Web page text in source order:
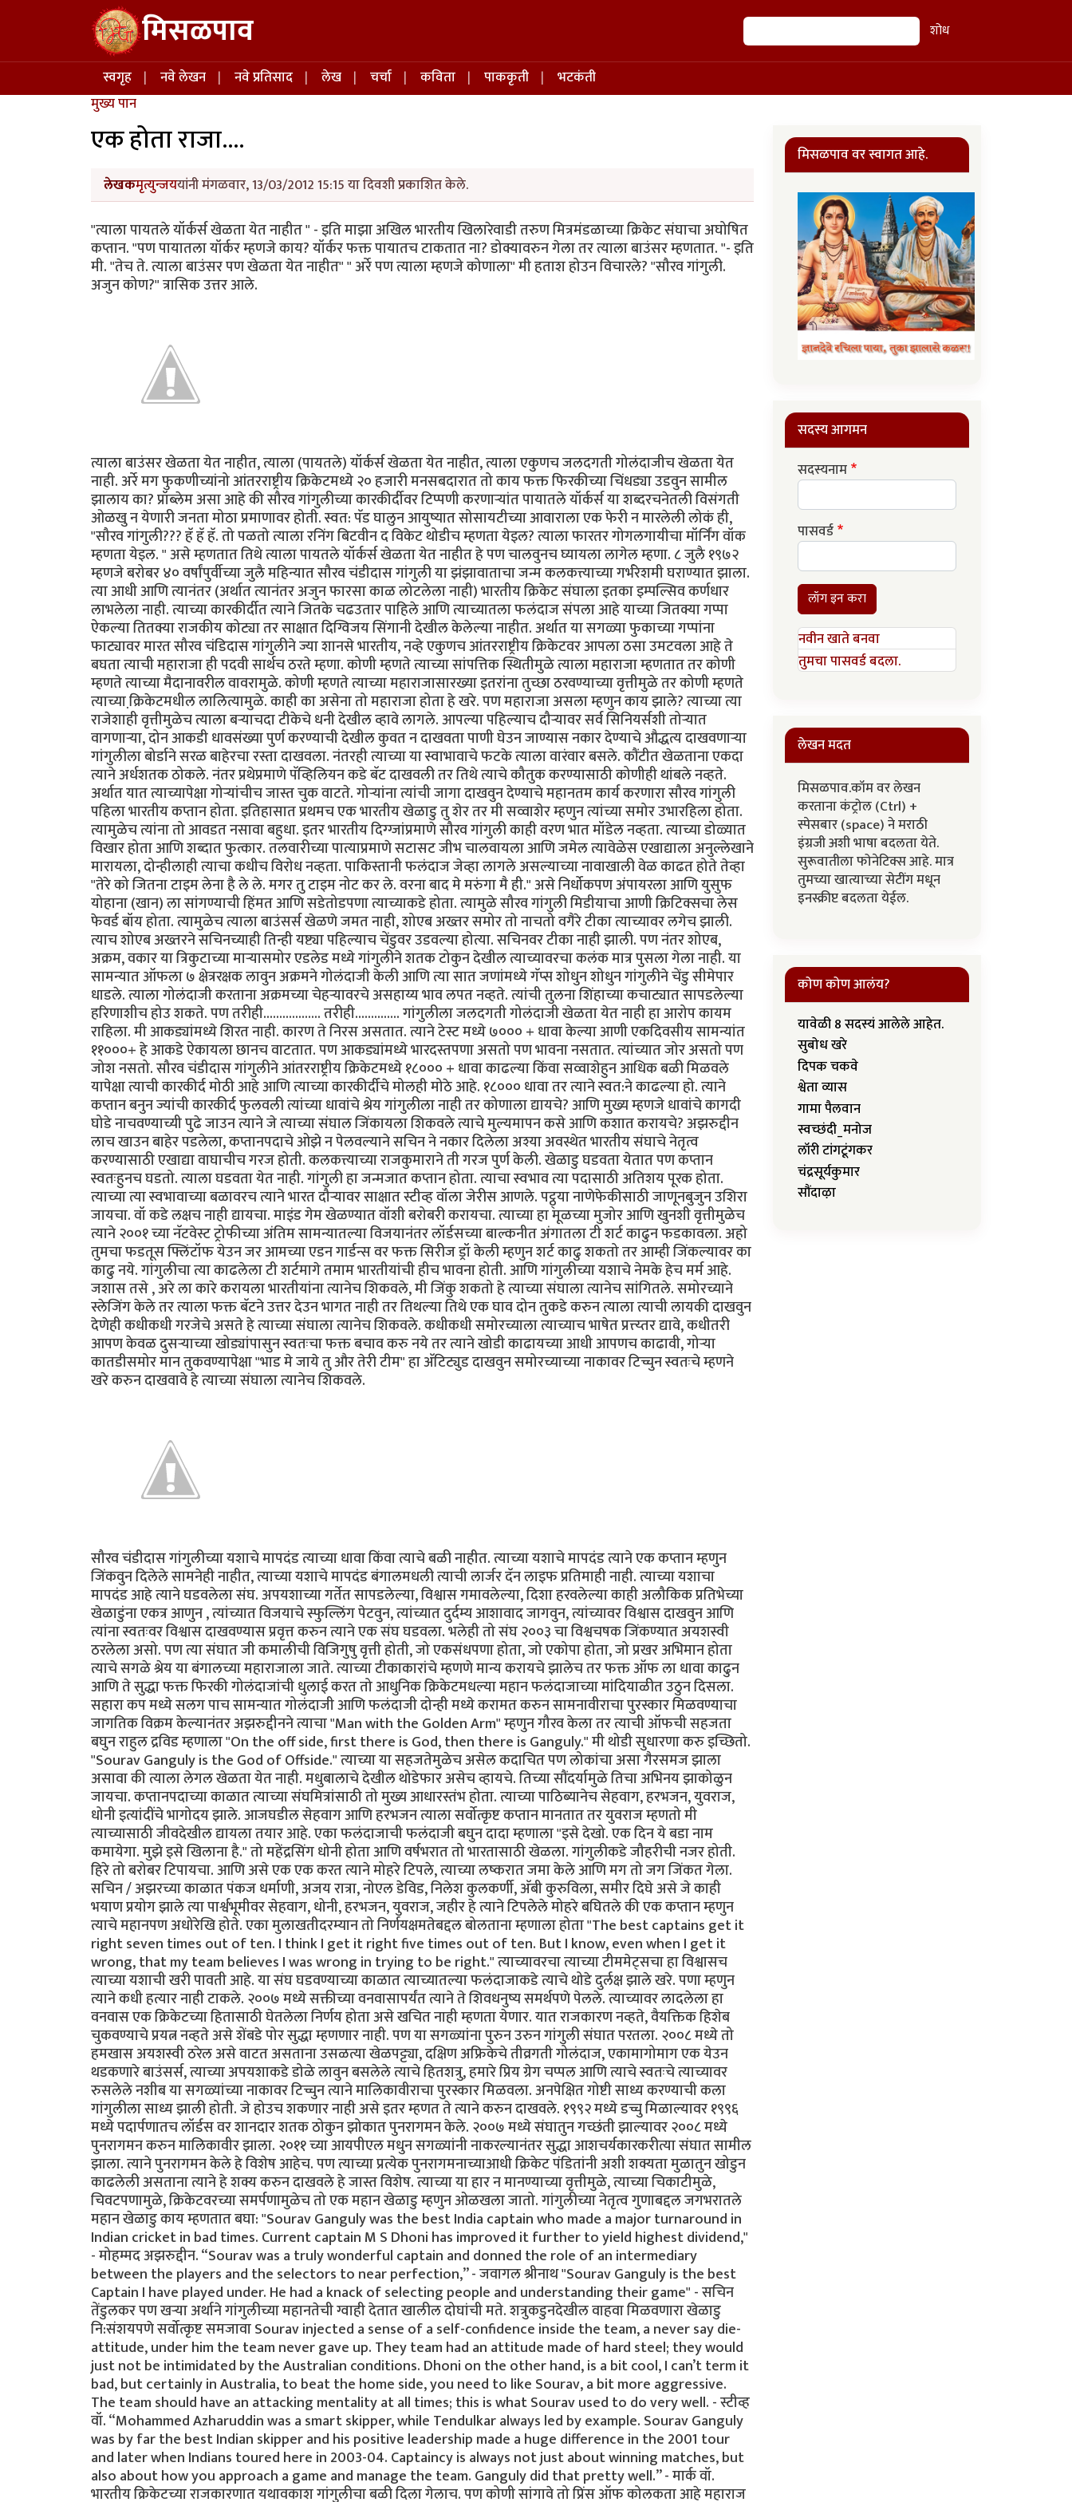
Skip to main content मिसळपाव शोध शोध
Main navigation
स्वगृह नवे लेखन नवे प्रतिसाद लेख चर्चा कविता पाककृती
भटकंती
मुख्य पान
एक होता राजा....
लेखकमृत्युन्जययांनी मंगळवार, 13/03/2012 15:15 या दिवशी प्रकाशित केले.
"त्याला पायतले यॉर्कर्स खेळता येत नाहीत " - इति माझा अखिल भारतीय खिलारेवाडी तरुण मित्रमंडळाच्या क्रिकेट संघाचा अघोषित
कप्तान. "पण पायातला यॉर्कर म्हणजे काय? यॉर्कर फक्त पायातच टाकतात ना? डोक्यावरुन गेला तर त्याला बाउंसर म्हणतात. "- इति
मी. "तेच ते. त्याला बाउंसर पण खेळता येत नाहीत" " अर्रे पण त्याला म्हणजे कोणाला" मी हताश होउन विचारले? "सौरव गांगुली.
अजुन कोण?" त्रासिक उत्तर आले.
त्याला बाउंसर खेळता येत नाहीत, त्याला (पायतले) यॉर्कर्स खेळता येत नाहीत, त्याला एकुणच जलदगती गोलंदाजीच खेळता येत
नाही. अर्रे मग फुकणीच्यांनो आंतरराष्ट्रीय क्रिकेटमध्ये २० हजारी मनसबदारात तो काय फक्त फिरकीच्या चिंधड्या उडवुन सामील
झालाय का? प्रॉब्लेम असा आहे की सौरव गांगुलीच्या कारकीर्दीवर टिप्पणी करणार्‍यांत पायातले यॉर्कर्स या शब्दरचनेतली विसंगती
ओळखु न येणारी जनता मोठा प्रमाणावर होती. स्वत: पॅड घालुन आयुष्यात सोसायटीच्या आवाराला एक फेरी न मारलेली लोकं ही,
"सौरव गांगुली??? हॅ हॅ हॅ. तो पळतो त्याला रनिंग बिटवीन द विकेट थोडीच म्हणता येइल? त्याला फारतर गोगलगायीचा मॉर्निंग वॉक
म्हणता येइल. " असे म्हणतात तिथे त्याला पायतले यॉर्कर्स खेळता येत नाहीत हे पण चालवुनच घ्यायला लागेल म्हणा. ८ जुलै १९७२
म्हणजे बरोबर ४० वर्षांपुर्वीच्या जुलै महिन्यात सौरव चंडीदास गांगुली या झंझावाताचा जन्म कलकत्त्याच्या गर्भरेशमी घराण्यात झाला.
त्या आधी आणि त्यानंतर (अर्थात त्यानंतर अजुन फारसा काळ लोटलेला नाही) भारतीय क्रिकेट संघाला इतका इम्पल्सिव कर्णधार
लाभलेला नाही. त्याच्या कारकीर्दीत त्याने जितके चढउतार पाहिले आणि त्याच्यातला फलंदाज संपला आहे याच्या जितक्या गप्पा
ऐकल्या तितक्या राजकीय कोट्या तर साक्षात दिग्विजय सिंगानी देखील केलेल्या नाहीत. अर्थात या सगळ्या फुकाच्या गप्पांना
फाट्यावर मारत सौरव चंडिदास गांगुलीने ज्या शानसे भारतीय, नव्हे एकुणच आंतरराष्ट्रीय क्रिकेटवर आपला ठसा उमटवला आहे ते
बघता त्याची महाराजा ही पदवी सार्थच ठरते म्हणा. कोणी म्हणते त्याच्या सांपत्तिक स्थितीमुळे त्याला महाराजा म्हणतात तर कोणी
म्हणते त्याच्या मैदानावरील वावरामुळे. कोणी म्हणते त्याच्या महाराजासारख्या इतरांना तुच्छा ठरवण्याच्या वृत्तीमुळे तर कोणी म्हणते
त्याच्या क्रि़केटमधील लालित्यामुळे. काही का असेना तो महाराजा होता हे खरे. पण महाराजा असला म्हणुन काय झाले? त्याच्या त्या
राजेशाही वृत्तीमुळेच त्याला बर्‍याचदा टीकेचे धनी देखील व्हावे लागले. आपल्या पहिल्याच दौर्‍यावर सर्व सिनियर्सशी तोर्‍यात
वागणार्‍या, दोन आकडी धावसंख्या पुर्ण करण्याची देखील कुवत न दाखवता पाणी घेउन जाण्यास नकार देण्याचे औद्धत्य दाखवणार्‍या
गांगुलीला बोर्डाने सरळ बाहेरचा रस्ता दाखवला. नंतरही त्याच्या या स्वाभावाचे फटके त्याला वारंवार बसले. कौंटीत खेळताना एकदा
त्याने अर्धशतक ठोकले. नंतर प्रथेप्रमाणे पॅव्हिलियन कडे बॅट दाखवली तर तिथे त्याचे कौतुक करण्यासाठी कोणीही थांबले नव्हते.
अर्थात यात त्याच्यापेक्षा गोर्‍यांचीच जास्त चुक वाटते. गोर्‍यांना त्यांची जागा दाखवुन देण्याचे महानतम कार्य करणारा सौरव गांगुली
पहिला भारतीय कप्तान होता. इतिहासात प्रथमच एक भारतीय खेळाडु तु शेर तर मी सव्वाशेर म्हणुन त्यांच्या समोर उभारहिला होता.
त्यामुळेच त्यांना तो आवडत नसावा बहुधा. इतर भारतीय दिग्ग्जांप्रमाणे सौरव गांगुली काही वरण भात मॉडेल नव्हता. त्याच्या डोळ्यात
विखार होता आणि शब्दात फुत्कार. तलवारीच्या पात्याप्रमाणे सटासट जीभ चालवायला आणि जमेल त्यावेळेस एखाद्याला अनुल्लेखाने
मारायला, दोन्हीलाही त्याचा कधीच विरोध नव्हता. पाकिस्तानी फलंदाज जेव्हा लागले असल्याच्या नावाखाली वेळ काढत होते तेव्हा
"तेरे को जितना टाइम लेना है ले ले. मगर तु टाइम नोट कर ले. वरना बाद मे मरुंगा मै ही." असे निर्धोकपण अंपायरला आणि युसुफ
योहाना (खान) ला सांगण्याची हिंमत आणि सडेतोडपणा त्याच्याकडे होता. त्यामुळे सौरव गांगुली मिडीयाचा आणी क्रिटिक्सचा लेस
फेवर्ड बॉय होता. त्यामुळेच त्याला बाउंसर्स खेळणे जमत नाही, शोएब अख्तर समोर तो नाचतो वगैरे टीका त्याच्यावर लगेच झाली.
त्याच शोएब अख्तरने सचिनच्याही तिन्ही यष्ट्या पहिल्याच चेंडुवर उडवल्या होत्या. सचिनवर टीका नाही झाली. पण नंतर शोएब,
अक्रम, वकार या त्रिकुटाच्या मार्‍यासमोर एडलेड मध्ये गांगुलीने शतक टोकुन देखील त्याच्यावरचा कलंक मात्र पुसला गेला नाही. या
सामन्यात ऑफला ७ क्षेत्ररक्षक लावुन अक्रमने गोलंदाजी केली आणि त्या सात जणांमध्ये गॅप्स शोधुन शोधुन गांगुलीने चेंडु सीमेपार
धाडले. त्याला गोलंदाजी करताना अक्रमच्या चेहर्‍यावरचे असहाय्य भाव लपत नव्हते. त्यांची तुलना शिंहाच्या कचाट्यात सापडलेल्या
हरिणाशीच होउ शकते. पण तरीही.................. तरीही.............. गांगुलीला जलदगती गोलंदाजी खेळता येत नाही हा आरोप कायम
राहिला. मी आकड्यांमध्ये शिरत नाही. कारण ते निरस असतात. त्याने टेस्ट मध्ये ७००० + धावा केल्या आणी एकदिवसीय सामन्यांत
११०००+ हे आकडे ऐकायला छानच वाटतात. पण आकड्यांमध्ये भारदस्तपणा असतो पण भावना नसतात. त्यांच्यात जोर असतो पण
जोश नसतो. सौरव चंडीदास गांगुलीने आंतरराष्ट्रीय क्रिकेटमध्ये १८००० + धावा काढल्या किंवा सव्वाशेहुन आधिक बळी मिळवले
यापेक्षा त्याची कारकीर्द मोठी आहे आणि त्याच्या कारकीर्दीचे मोलही मोठे आहे. १८००० धावा तर त्याने स्वत:ने काढल्या हो. त्याने
कप्तान बनुन ज्यांची कारकीर्द फुलवली त्यांच्या धावांचे श्रेय गांगुलीला नाही तर कोणाला द्यायचे? आणि मुख्य म्हणजे धावांचे कागदी
घोडे नाचवण्याच्यी पुढे जाउन त्याने जे त्याच्या संघाल जिंकायला शिकवले त्याचे मुल्यमापन कसे आणि कशात करायचे? अझरुद्दीन
लाच खाउन बाहेर पडलेला, कप्तानपदाचे ओझे न पेलवल्याने सचिन ने नकार दिलेला अश्या अवस्थेत भारतीय संघाचे नेतृत्व
करण्यासाठी एखाद्या वाघाचीच गरज होती. कलकत्त्याच्या राजकुमाराने ती गरज पुर्ण केली. खेळाडु घडवता येतात पण कप्तान
स्वतःहुनच घडतो. त्याला घडवता येत नाही. गांगुली हा जन्मजात कप्तान होता. त्याचा स्वभाव त्या पदासाठी अतिशय पूरक होता.
त्याच्या त्या स्वभावाच्या बळावरच त्याने भारत दौर्‍यावर साक्षात स्टीव्ह वॉला जेरीस आणले. पट्ठ्या नाणेफेकीसाठी जाणूनबुजुन उशिरा
जायचा. वॉ कडे लक्षच नाही द्यायचा. माइंड गेम खेळण्यात वॉशी बरोबरी करायचा. त्याच्या हा मूळच्या मुजोर आणि खुनशी वृत्तीमुळेच
त्याने २००१ च्या नॅटवेस्ट ट्रोफीच्या अंतिम सामन्यातल्या विजयानंतर लॉर्डसच्या बाल्कनीत अंगातला टी शर्ट काढुन फडकावला. अहो
तुमचा फडतूस फ्लिंटॉफ येउन जर आमच्या एडन गार्डन्स वर फक्त सिरीज ड्रॉ केली म्हणुन शर्ट काढु शकतो तर आम्ही जिंकल्यावर का
काढु नये. गांगुलीचा त्या काढलेला टी शर्टमागे तमाम भारतीयांची हीच भावना होती. आणि गांगुलीच्या यशाचे नेमके हेच मर्म आहे.
जशास तसे , अरे ला कारे करायला भारतीयांना त्यानेच शिकवले, मी जिंकु शकतो हे त्याच्या संघाला त्यानेच सांगितले. समोरच्याने
स्लेजिंग केले तर त्याला फक्त बॅटने उत्तर देउन भागत नाही तर तिथल्या तिथे एक घाव दोन तुकडे करुन त्याला त्याची लायकी दाखवुन
देणेही कधीकधी गरजेचे असते हे त्याच्या संघाला त्यानेच शिकवले. कधीकधी समोरच्याला त्याच्याच भाषेत प्रत्त्य्तर द्यावे, कधीतरी
आपण केवळ दुसर्‍याच्या खोड्यांपासुन स्वतःचा फक्त बचाव करु नये तर त्याने खोडी काढायच्या आधी आपणच काढावी, गोर्‍या
कातडीसमोर मान तुकवण्यापेक्षा "भाड मे जाये तु और तेरी टीम" हा अ‍ॅटिट्युड दाखवुन समोरच्याच्या नाकावर टिच्चुन स्वतःचे म्हणने
खरे करुन दाखवावे हे त्याच्या संघाला त्यानेच शिकवले.
सौरव चंडीदास गांगुलीच्या यशाचे मापदंड त्याच्या धावा किंवा त्याचे बळी नाहीत. त्याच्या यशाचे मापदंड त्याने एक कप्तान म्हणुन
जिंकवुन दिलेले सामनेही नाहीत, त्याच्या यशाचे मापदंड बंगालमधली त्याची लार्जर दॅन लाइफ प्रतिमाही नाही. त्याच्या यशाचा
मापदंड आहे त्याने घडवलेला संघ. अपयशाच्या गर्तेत सापडलेल्या, विश्वास गमावलेल्या, दिशा हरवलेल्या काही अलौकिक प्रतिभेच्या
खेळाडुंना एकत्र आणुन , त्यांच्यात विजयाचे स्फुल्लिंग पेटवुन, त्यांच्यात दुर्दम्य आशावाद जागवुन, त्यांच्यावर विश्वास दाखवुन आणि
त्यांना स्वतःवर विश्वास दाखवण्यास प्रवृत्त करुन त्याने एक संघ घडवला. भलेही तो संघ २००३ चा विश्वचषक जिंकण्यात अयशस्वी
ठरलेला असो. पण त्या संघात जी कमालीची विजिगुषु वृत्ती होती, जो एकसंधपणा होता, जो एकोपा होता, जो प्रखर अभिमान होता
त्याचे सगळे श्रेय या बंगालच्या महाराजाला जाते. त्याच्या टीकाकारांचे म्हणणे मान्य करायचे झालेच तर फक्त ऑफ ला धावा काढुन
आणि ते सुद्धा फक्त फिरकी गोलंदाजांची धुलाई करत तो आधुनिक क्रिकेटमधल्या महान फलंदाजाच्या मांदियाळीत उठुन दिसला.
सहारा कप मध्ये सलग पाच सामन्यात गोलंदाजी आणि फलंदाजी दोन्ही मध्ये करामत करुन सामनावीराचा पुरस्कार मिळवण्याचा
जागतिक विक्रम केल्यानंतर अझरुद्दीनने त्याचा "Man with the Golden Arm" म्हणुन गौरव केला तर त्याची ऑफची सहजता
बघुन राहुल द्रविड म्हणाला "On the off side, first there is God, then there is Ganguly." मी थोडी सुधारणा करु इच्छितो.
"Sourav Ganguly is the God of Offside." त्याच्या या सहजतेमुळेच असेल कदाचित पण लोकांचा असा गैरसमज झाला
असावा की त्याला लेगल खेळता येत नाही. मधुबालाचे देखील थोडेफार असेच व्हायचे. तिच्या सौंदर्यामुळे तिचा अभिनय झाकोळुन
जायचा. कप्तानपदाच्या काळात त्याच्या संघमित्रांसाठी तो मुख्य आधारस्तंभ होता. त्याच्या पाठिब्यानेच सेहवाग, हरभजन, युवराज,
धोनी इत्यांदींचे भागोदय झाले. आजघडील सेहवाग आणि हरभजन त्याला सर्वोत्कृष्ट कप्तान मानतात तर युवराज म्हणतो मी
त्याच्यासाठी जीवदेखील द्यायला तयार आहे. एका फलंदाजाची फलंदाजी बघुन दादा म्हणाला "इसे देखो. एक दिन ये बडा नाम
कमायेगा. मुझे इसे खिलाना है." तो महेंद्रसिंग धोनी होता आणि वर्षभरात तो भारतासाठी खेळला. गांगुलीकडे जौहरीची नजर होती.
हिरे तो बरोबर टिपायचा. आणि असे एक एक करत त्याने मोहरे टिपले, त्याच्या लष्करात जमा केले आणि मग तो जग जिंकत गेला.
सचिन / अझरच्या काळात पंकज धर्माणी, अजय रात्रा, नोएल डेविड, निलेश कुलकर्णी, अ‍ॅबी कुरुविला, समीर दिघे असे जे काही
भयाण प्रयोग झाले त्या पार्श्वभूमीवर सेहवाग, धोनी, हरभजन, युवराज, जहीर हे त्याने टिपलेले मोहरे बघितले की एक कप्तान म्हणुन
त्याचे महानपण अधोरेखि होते. एका मुलाखतीदरम्यान तो निर्णयक्षमतेबद्दल बोलताना म्हणाला होता "The best captains get it
right seven times out of ten. I think I get it right five times out of ten. But I know, even when I get it
wrong, that my team believes I was wrong in trying to be right." त्याच्यावरचा त्याच्या टीममेट्सचा हा विश्वासच
त्याच्या यशाची खरी पावती आहे. या संघ घडवण्याच्या काळात त्याच्यातल्या फलंदाजाकडे त्याचे थोडे दुर्लक्ष झाले खरे. पणा म्हणुन
त्याने कधी हत्यार नाही टाकले. २००७ मध्ये सक्तीच्या वनवासापर्यंत त्याने ते शिवधनुष्य समर्थपणे पेलले. त्याच्यावर लादलेला हा
वनवास एक क्रिकेटच्या हितासाठी घेतलेला निर्णय होता असे खचित नाही म्हणता येणार. यात राजकारण नव्हते, वैयक्तिक हिशेब
चुकवण्याचे प्रयत्न नव्हते असे शेंबडे पोर सुद्धा म्हणणार नाही. पण या सगळ्यांना पुरुन उरुन गांगुली संघात परतला. २००८ मध्ये तो
हमखास अयशस्वी ठरेल असे वाटत असताना उसळत्या खेळपट्ट्या, दक्षिण अफ्रिकेचे तीव्रगती गोलंदाज, एकामागोमाग एक येउन
थडकणारे बाउंसर्स, त्याच्या अपयशाकडे डोळे लावुन बसलेले त्याचे हितशत्रु, हमारे प्रिय ग्रेग चप्पल आणि त्याचे स्वतःचे त्याच्यावर
रुसलेले नशीब या सगळ्यांच्या नाकावर टिच्चुन त्याने मालिकावीराचा पुरस्कार मिळवला. अनपेक्षित गोष्टी साध्य करण्याची कला
गांगुलीला साध्य झाली होती. जे होउच शकणार नाही असे इतर म्हणत ते त्याने करुन दाखवले. १९९२ मध्ये डच्चु मिळाल्यावर १९९६
मध्ये पदार्पणातच लॉर्डस वर शानदार शतक ठोकुन झोकात पुनरागमन केले. २००७ मध्ये संघातुन गच्छंती झाल्यावर २००८ मध्ये
पुनरागमन करुन मालिकावीर झाला. २०११ च्या आयपीएल मधुन सगळ्यांनी नाकरल्यानंतर सुद्धा आशचर्यकारकरीत्या संघात सामील
झाला. त्याने पुनरागमन केले हे विशेष आहेच. पण त्याच्या प्रत्येक पुनरागमनाच्याआधी क्रिकेट पंडितांनी अशी शक्यता मुळातुन खोडुन
काढलेली असताना त्याने हे शक्य करुन दाखवले हे जास्त विशेष. त्याच्या या हार न मानण्याच्या वृत्तीमुळे, त्याच्या चिकाटीमुळे,
चिवटपणामुळे, क्रिकेटवरच्या समर्पणामुळेच तो एक महान खेळाडु म्हणुन ओळखला जातो. गांगुलीच्या नेतृत्व गुणाबद्दल जगभरातले
महान खेळाडु काय म्हणतात बघा: "Sourav Ganguly was the best India captain who made a major turnaround in
Indian cricket in bad times. Current captain M S Dhoni has improved it further to yield highest dividend,"
- मोहम्मद अझरुद्दीन. “Sourav was a truly wonderful captain and donned the role of an intermediary
between the players and the selectors to near perfection,” - जवागल श्रीनाथ "Sourav Ganguly is the best
Captain I have played under. He had a knack of selecting people and understanding their game" - सचिन
तेंडुलकर पण खर्‍या अर्थाने गांगुलीच्या महानतेची ग्वाही देतात खालील दोघांची मते. शत्रुकडुनदेखील वाहवा मिळवणारा खेळाडु
नि:संशयपणे सर्वोत्कृष्ट समजावा Sourav injected a sense of a self-confidence inside the team, a never say die-
attitude, under him the team never gave up. They team had an attitude made of hard steel; they would
just not be intimidated by the Australian conditions. Dhoni on the other hand, is a bit cool, I can’t term it
bad, but certainly in Australia, to beat the home side, you need to like Sourav, a bit more aggressive.
The team should have an attacking mentality at all times; this is what Sourav used to do very well. - स्टीव्ह
वॉ. “Mohammed Azharuddin was a smart skipper, while Tendulkar always led by example. Sourav Ganguly
was by far the best Indian skipper and his positive leadership made a huge difference in the 2001 tour
and later when Indians toured here in 2003-04. Captaincy is always not just about winning matches, but
also about how you approach a game and manage the team. Ganguly did that pretty well.” - मार्क वॉ.
भारतीय क्रिकेटच्या राजकारणात यथावकाश गांगुलीचा बळी दिला गेलाच. पण कोणी सांगावे तो प्रिंस ऑफ कोलकता आहे महाराज
मिसळपाव वर स्वागत आहे.
सदस्य आगमन
सदस्यनाम
पासवर्ड
लॉग इन करा
नवीन खाते बनवा
तुमचा पासवर्ड बदला.
लेखन मदत
मिसळपाव.कॉम वर लेखन
करताना कंट्रोल (Ctrl) +
स्पेसबार (space) ने मराठी
इंग्रजी अशी भाषा बदलता येते.
सुरूवातीला फोनेटिक्स आहे. मात्र
तुमच्या खात्याच्या सेटींग मधून
इनस्क्रीप्ट बदलता येईल.
कोण कोण आलंय?
यावेळी 8 सदस्यं आलेले आहेत.
सुबोध खरे
दिपक चकवे
श्वेता व्यास
गामा पैलवान
स्वच्छंदी_मनोज
लॉरी टांगटूंगकर
चंद्रसूर्यकुमार
सौंदाऴा